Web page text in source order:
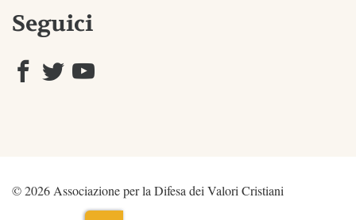
Seguici
© 2026 Associazione per la Difesa dei Valori Cristiani